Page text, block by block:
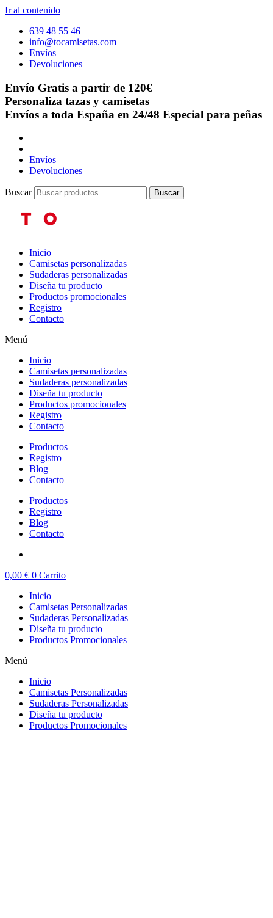
Ir al contenido
639 48 55 46
info@tocamisetas.com
Envíos
Devoluciones
Envío Gratis a partir de 120€
Personaliza tazas y camisetas
Envíos a toda España en 24/48 Especial para peñas
Envíos
Devoluciones
Buscar Buscar
Inicio
Camisetas personalizadas
Sudaderas personalizadas
Diseña tu producto
Productos promocionales
Registro
Contacto
Menú
Inicio
Camisetas personalizadas
Sudaderas personalizadas
Diseña tu producto
Productos promocionales
Registro
Contacto
Productos
Registro
Blog
Contacto
Productos
Registro
Blog
Contacto
0,00 € 0 Carrito
Inicio
Camisetas Personalizadas
Sudaderas Personalizadas
Diseña tu producto
Productos Promocionales
Menú
Inicio
Camisetas Personalizadas
Sudaderas Personalizadas
Diseña tu producto
Productos Promocionales